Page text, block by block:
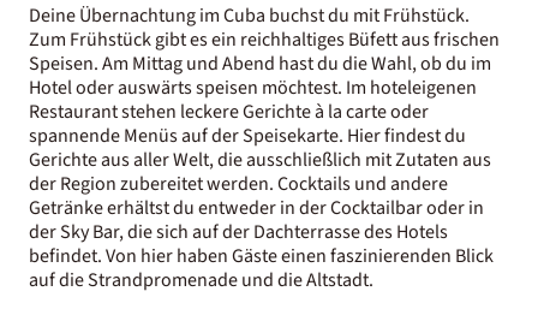
Deine Übernachtung im Cuba buchst du mit Frühstück.
Zum Frühstück gibt es ein reichhaltiges Büfett aus frischen
Speisen. Am Mittag und Abend hast du die Wahl, ob du im
Hotel oder auswärts speisen möchtest. Im hoteleigenen
Restaurant stehen leckere Gerichte à la carte oder
spannende Menüs auf der Speisekarte. Hier findest du
Gerichte aus aller Welt, die ausschließlich mit Zutaten aus
der Region zubereitet werden. Cocktails und andere
Getränke erhältst du entweder in der Cocktailbar oder in
der Sky Bar, die sich auf der Dachterrasse des Hotels
befindet. Von hier haben Gäste einen faszinierenden Blick
auf die Strandpromenade und die Altstadt.